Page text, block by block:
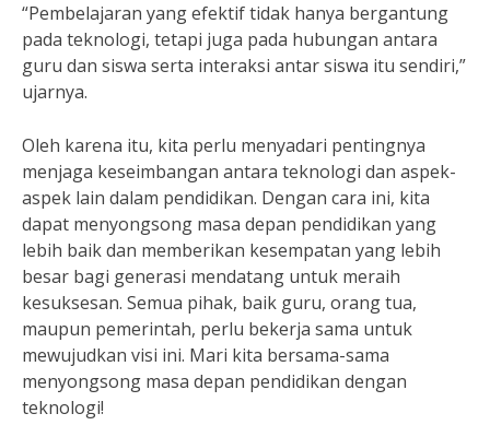
“Pembelajaran yang efektif tidak hanya bergantung
pada teknologi, tetapi juga pada hubungan antara
guru dan siswa serta interaksi antar siswa itu sendiri,”
ujarnya.
Oleh karena itu, kita perlu menyadari pentingnya
menjaga keseimbangan antara teknologi dan aspek-
aspek lain dalam pendidikan. Dengan cara ini, kita
dapat menyongsong masa depan pendidikan yang
lebih baik dan memberikan kesempatan yang lebih
besar bagi generasi mendatang untuk meraih
kesuksesan. Semua pihak, baik guru, orang tua,
maupun pemerintah, perlu bekerja sama untuk
mewujudkan visi ini. Mari kita bersama-sama
menyongsong masa depan pendidikan dengan
teknologi!